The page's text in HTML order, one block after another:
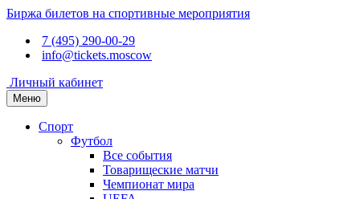
Биржа билетов на спортивные мероприятия
7 (495) 290-00-29
info@tickets.moscow
Личный кабинет
Меню
Спорт
Футбол
Все события
Товарищеские матчи
Чемпионат мира